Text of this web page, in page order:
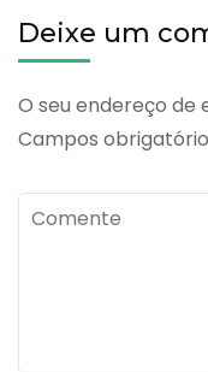
Deixe um
O seu endereço de
Campos
Comente